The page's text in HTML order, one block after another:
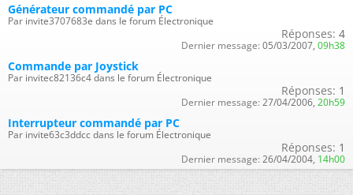
Générateur commandé par PC
Par invite3707683e dans le forum Électronique
Réponses: 4
Dernier message: 05/03/2007, 09h38
Commande par Joystick
Par invitec82136c4 dans le forum Électronique
Réponses: 1
Dernier message: 27/04/2006, 20h59
Interrupteur commandé par PC
Par invite63c3ddcc dans le forum Électronique
Réponses: 1
Dernier message: 26/04/2004, 14h00